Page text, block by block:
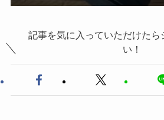
記事を気に入っていただけたら
い！